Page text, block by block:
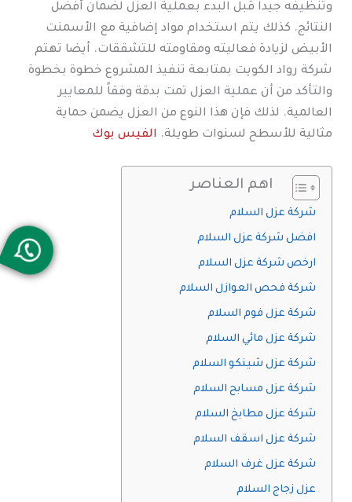
وتنظيفه جيداً قبل البدء بعملية العزل لضمان أفضل
النتائج. كذلك يتم استخدام مواد إضافية مع الأسمنت
الأبيض لزيادة فعاليته ومقاومته للتشققات. أيضا تهتم
شركة رواد الكويت بمتابعة تنفيذ المشروع خطوة بخطوة
والتأكد من أن عملية العزل تمت بدقة وفقاً للمعايير
العالمية. لذلك فإن هذا النوع من العزل يضمن حماية
مثالية للأسطح لسنوات طويلة. الفيس بوك
اهم العناصر
شركة عزل السلام
افضل شركة عزل السلام
ارخص شركة عزل السلام
شركة فحص العوازل السلام
شركة عزل فوم السلام
شركة عزل مائي السلام
شركة عزل شينكو السلام
شركة عزل مسابح السلام
شركة عزل مطابخ السلام
شركة عزل اسقف السلام
شركة عزل غرف السلام
عزل زجاج السلام